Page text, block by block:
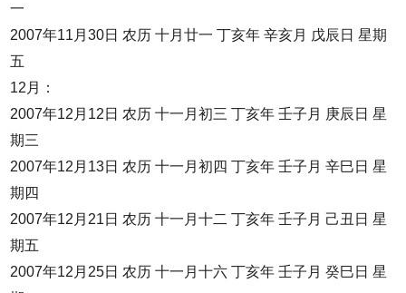
一
2007年11月30日 农历 十月廿一 丁亥年 辛亥月 戊辰日 星期
五
12月：
2007年12月12日 农历 十一月初三 丁亥年 壬子月 庚辰日 星
期三
2007年12月13日 农历 十一月初四 丁亥年 壬子月 辛巳日 星
期四
2007年12月21日 农历 十一月十二 丁亥年 壬子月 己丑日 星
期五
2007年12月25日 农历 十一月十六 丁亥年 壬子月 癸巳日 星